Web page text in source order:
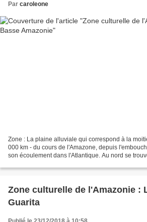
Par caroleone
Zone : La plaine alluviale qui correspond à la
000 km - du cours de l'Amazone, depuis
son écoulement dans l'Atlantique. Au nord se
Zone culturelle de l'Amazonie :
Guarita